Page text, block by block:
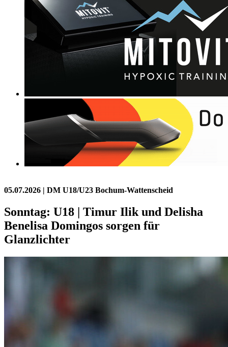
05.07.2026 | DM U18/U23 Bochum-Wattenscheid
Sonntag: U18 | Timur Ilik und Delisha
Benelisa Domingos sorgen für
Glanzlichter